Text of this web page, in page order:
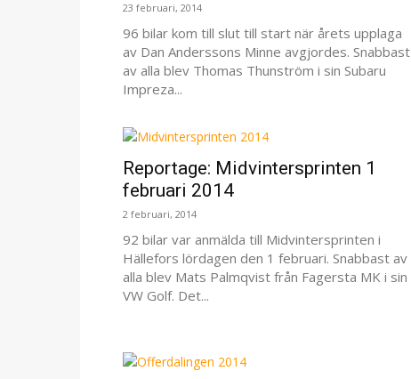
23 februari, 2014
96 bilar kom till slut till start när årets upplaga
av Dan Anderssons Minne avgjordes. Snabbast
av alla blev Thomas Thunström i sin Subaru
Impreza...
Reportage: Midvintersprinten 1
februari 2014
2 februari, 2014
92 bilar var anmälda till Midvintersprinten i
Hällefors lördagen den 1 februari. Snabbast av
alla blev Mats Palmqvist från Fagersta MK i sin
VW Golf. Det...